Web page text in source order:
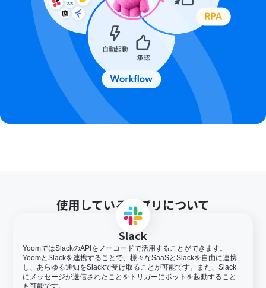
使用しているアプリについて
Slack
YoomではSlackのAPIをノーコードで活用することができます。
YoomとSlackを連携することで、様々なSaaSとSlackを自由に連携
し、あらゆる通知をSlackで受け取ることが可能です。また、Slack
にメッセージが送信されたことをトリガーにボットを起動すること
も可能です。